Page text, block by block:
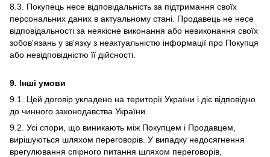
8.3. Покупець несе відповідальність за підтримання своїх
персональних даних в актуальному стані. Продавець не несе
відповідальності за неякісне виконання або невиконання своїх
зобов'язань у зв'язку з неактуальністю інформації про Покупця
або невідповідністю її дійсності.
9. Інші умови
9.1. Цей договір укладено на території України і діє відповідно
до чинного законодавства України.
9.2. Усі спори, що виникають між Покупцем і Продавцем,
вирішуються шляхом переговорів. У випадку недосягнення
врегулювання спірного питання шляхом переговорів,